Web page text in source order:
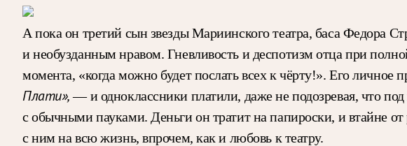
А пока он третий сын звезды Мариинского театра, баса Федора
и необузданным нравом. Гневливость и деспотизм отца при
момента, «когда можно будет послать всех к чёрту!». Его личное
Плати»,— и одноклассники платили, даже не подозревая, что
с обычными пауками. Деньги он тратит на папироски, и втайне
с ним на всю жизнь, впрочем, как и любовь к театру.